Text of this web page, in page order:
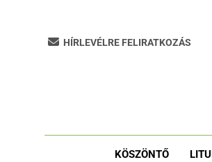
HÍRLEVÉLRE FELIRATKOZÁS
KÖSZÖNTŐ